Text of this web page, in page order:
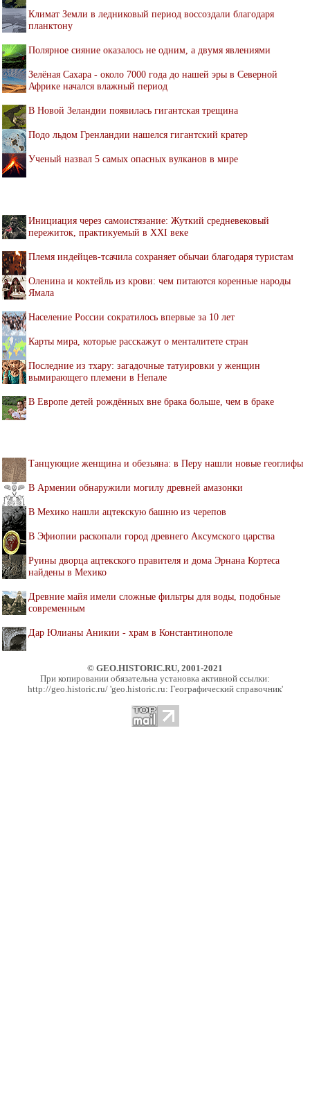
Климат Земли в ледниковый период воссоздали благодаря
планктону
Полярное сияние оказалось не одним, а двумя явлениями
Зелёная Сахара - около 7000 года до нашей эры в Северной
Африке начался влажный период
В Новой Зеландии появилась гигантская трещина
Подо льдом Гренландии нашелся гигантский кратер
Ученый назвал 5 самых опасных вулканов в мире
Инициация через самоистязание: Жуткий средневековый
пережиток, практикуемый в XXI веке
Племя индейцев-тсачила сохраняет обычаи благодаря туристам
Оленина и коктейль из крови: чем питаются коренные народы
Ямала
Население России сократилось впервые за 10 лет
Карты мира, которые расскажут о менталитете стран
Последние из тхару: загадочные татуировки у женщин
вымирающего племени в Непале
В Европе детей рождённых вне брака больше, чем в браке
Танцующие женщина и обезьяна: в Перу нашли новые геоглифы
В Армении обнаружили могилу древней амазонки
В Мехико нашли ацтекскую башню из черепов
В Эфиопии раскопали город древнего Аксумского царства
Руины дворца ацтекского правителя и дома Эрнана Кортеса
найдены в Мехико
Древние майя имели сложные фильтры для воды, подобные
современным
Дар Юлианы Аникии - храм в Константинополе
© GEO.HISTORIC.RU, 2001-2021
При копировании обязательна установка активной ссылки:
http://geo.historic.ru/ 'geo.historic.ru: Географический справочник'